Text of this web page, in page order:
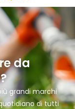
da
grandi marchi
di tutti